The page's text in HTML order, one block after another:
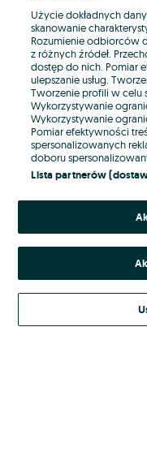
E-mail
Hasło
Nie pamiętasz hasła?
Kontynuując za
Regulamin
Użycie dokładnych
skanowanie
Rozumienie odbiorców
z różnych źródeł.
dostęp do nich. Pomiar
ulepszanie usług.
Tworzenie profili w celu
Wykorzystywanie
Wykorzystywanie
Pomiar efektywności
spersonalizowanych
doboru
Lista partnerów